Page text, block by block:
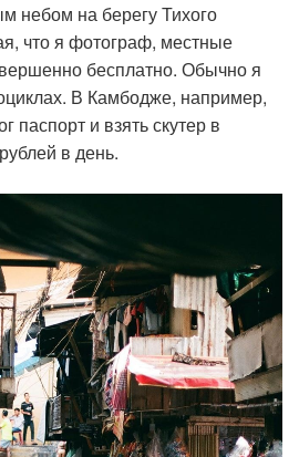
небом на берегу Тихого
что я фотограф, местные
бесплатно. Обычно я
В Камбодже, например,
паспорт и взять скутер в
в день.